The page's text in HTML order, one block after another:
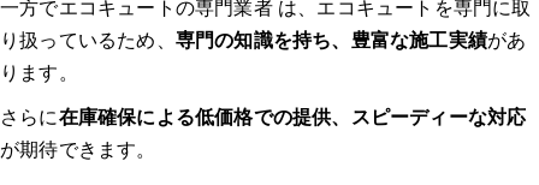
4.見積もり・契約
一方でエコキュートの専門業者 は、エコキュートを専門に取
り扱っているため、 専門の知識を持ち、豊富な施工実績があ
ります。
さらに在庫確保による低価格での提供、スピーディーな対応
が期待できます。